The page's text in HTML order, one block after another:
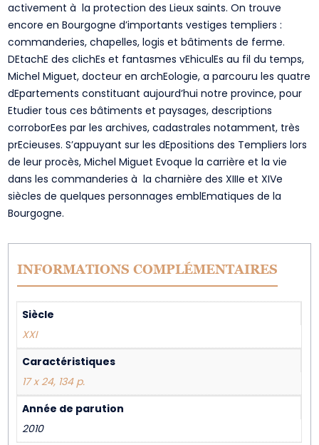
activement à la protection des Lieux saints. On trouve
encore en Bourgogne d’importants vestiges templiers :
commanderies, chapelles, logis et bâtiments de ferme.
DEtachE des clichEs et fantasmes vEhiculEs au fil du temps,
Michel Miguet, docteur en archEologie, a parcouru les quatre
dEpartements constituant aujourd’hui notre province, pour
Etudier tous ces bâtiments et paysages, descriptions
corroborEes par les archives, cadastrales notamment, très
prEcieuses. S’appuyant sur les dEpositions des Templiers lors
de leur procès, Michel Miguet Evoque la carrière et la vie
dans les commanderies à la charnière des XIIIe et XIVe
siècles de quelques personnages emblEmatiques de la
Bourgogne.
INFORMATIONS COMPLÉMENTAIRES
Siècle
XXI
Caractéristiques
17 x 24, 134 p.
Année de parution
2010